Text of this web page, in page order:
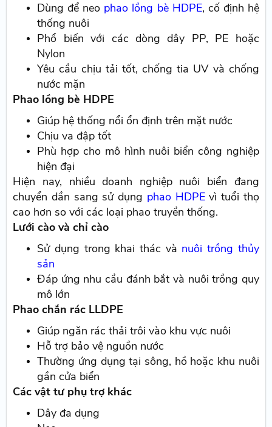
Dùng để neo phao lồng bè HDPE, cố định hệ
thống nuôi
Phổ biến với các dòng dây PP, PE hoặc
Nylon
Yêu cầu chịu tải tốt, chống tia UV và chống
nước mặn
Phao lồng bè HDPE
Giúp hệ thống nổi ổn định trên mặt nước
Chịu va đập tốt
Phù hợp cho mô hình nuôi biển công nghiệp
hiện đại
Hiện nay, nhiều doanh nghiệp nuôi biển đang
chuyển dần sang sử dụng phao HDPEvì tuổi thọ
cao hơn so với các loại phao truyền thống.
Lưới cào và chỉ cào
Sử dụng trong khai thác và nuôi trồng thủy
sản
Đáp ứng nhu cầu đánh bắt và nuôi trồng quy
mô lớn
Phao chắn rác LLDPE
Giúp ngăn rác thải trôi vào khu vực nuôi
Hỗ trợ bảo vệ nguồn nước
Thường ứng dụng tại sông, hồ hoặc khu nuôi
gần cửa biển
Các vật tư phụ trợ khác
Dây đa dụng